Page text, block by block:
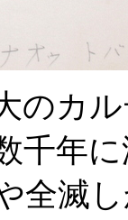
のカ
千年
全滅